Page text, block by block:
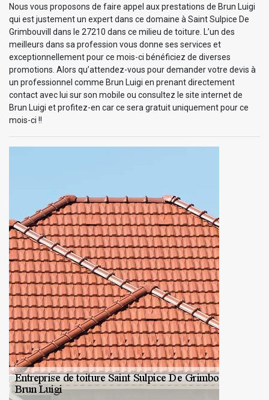
Nous vous proposons de faire appel aux prestations de Brun Luigi
qui est justement un expert dans ce domaine à Saint Sulpice De
Grimbouvill dans le 27210 dans ce milieu de toiture. L’un des
meilleurs dans sa profession vous donne ses services et
exceptionnellement pour ce mois-ci bénéficiez de diverses
promotions. Alors qu’attendez-vous pour demander votre devis à
un professionnel comme Brun Luigi en prenant directement
contact avec lui sur son mobile ou consultez le site internet de
Brun Luigi et profitez-en car ce sera gratuit uniquement pour ce
mois-ci !!